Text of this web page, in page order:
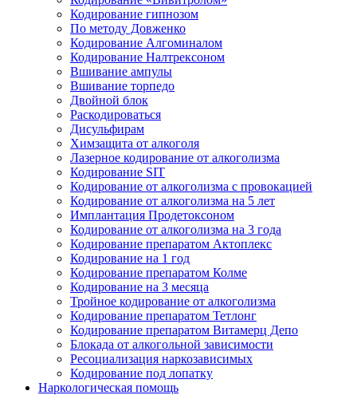
Кодирование гипнозом
По методу Довженко
Кодирование Алгоминалом
Кодирование Налтрексоном
Вшивание ампулы
Вшивание торпедо
Двойной блок
Раскодироваться
Дисульфирам
Химзащита от алкоголя
Лазерное кодирование от алкоголизма
Кодирование SIT
Кодирование от алкоголизма с провокацией
Кодирование от алкоголизма на 5 лет
Имплантация Продетоксоном
Кодирование от алкоголизма на 3 года
Кодирование препаратом Актоплекс
Кодирование на 1 год
Кодирование препаратом Колме
Кодирование на 3 месяца
Тройное кодирование от алкоголизма
Кодирование препаратом Тетлонг
Кодирование препаратом Витамерц Депо
Блокада от алкогольной зависимости
Ресоциализация наркозависимых
Кодирование под лопатку
Наркологическая помощь